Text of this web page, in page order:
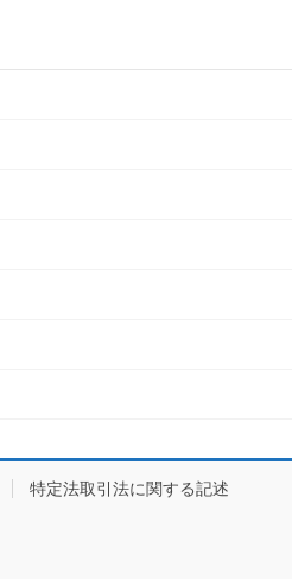
特定法取引法に関する記述